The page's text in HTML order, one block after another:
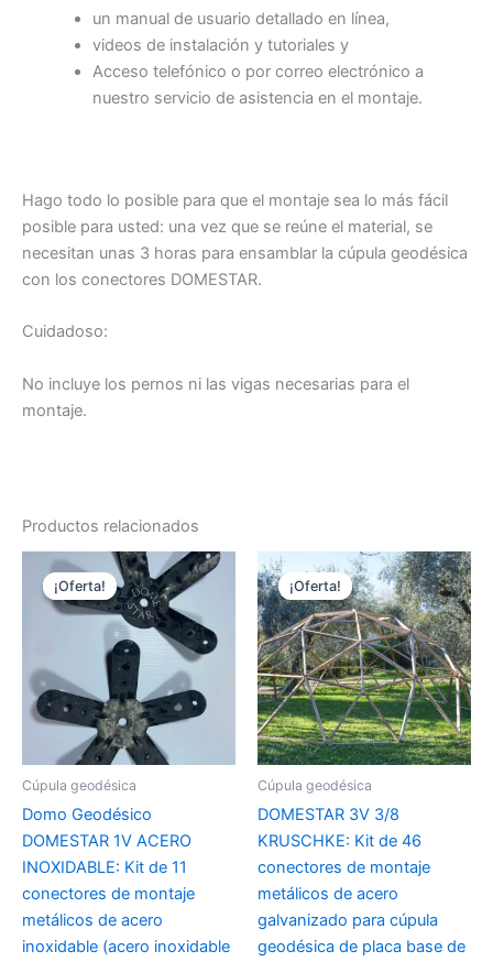
un manual de usuario detallado en línea,
videos de instalación y tutoriales y
Acceso telefónico o por correo electrónico a
nuestro servicio de asistencia en el montaje.
Hago todo lo posible para que el montaje sea lo más fácil
posible para usted: una vez que se reúne el material, se
necesitan unas 3 horas para ensamblar la cúpula geodésica
con los conectores DOMESTAR.
Cuidadoso:
No incluye los pernos ni las vigas necesarias para el
montaje.
Productos relacionados
¡Oferta!
¡Oferta!
Cúpula geodésica
Domo Geodésico
DOMESTAR 1V ACERO
INOXIDABLE: Kit de 11
conectores de montaje
metálicos de acero
inoxidable (acero inoxidable
¡Oferta!
¡Oferta!
Cúpula geodésica
DOMESTAR 3V 3/8
KRUSCHKE: Kit de 46
conectores de montaje
metálicos de acero
galvanizado para cúpula
geodésica de placa base de